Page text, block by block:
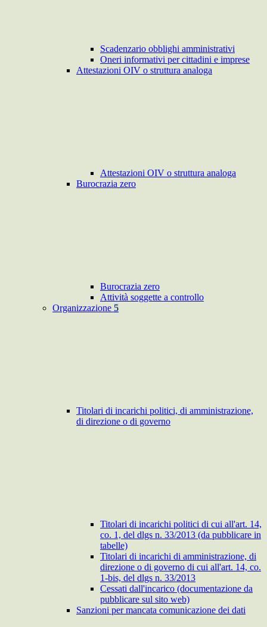
Scadenzario obblighi amministrativi
Oneri informativi per cittadini e imprese
Attestazioni OIV o struttura analoga
Attestazioni OIV o struttura analoga
Burocrazia zero
Burocrazia zero
Attività soggette a controllo
Organizzazione 5
Titolari di incarichi politici, di amministrazione,
di direzione o di governo
Titolari di incarichi politici di cui all'art. 14,
co. 1, del dlgs n. 33/2013 (da pubblicare in
tabelle)
Titolari di incarichi di amministrazione, di
direzione o di governo di cui all'art. 14, co.
1-bis, del dlgs n. 33/2013
Cessati dall'incarico (documentazione da
pubblicare sul sito web)
Sanzioni per mancata comunicazione dei dati